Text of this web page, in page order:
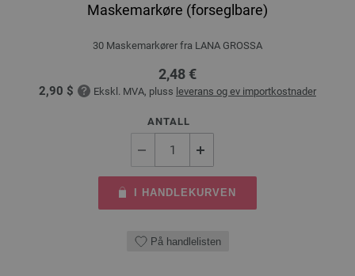
Maskemarkøre (forseglbare)
30 Maskemarkører fra LANA GROSSA
2,48 €
2,90 $ Ekskl. MVA, pluss leverans og ev importkostnader
ANTALL
I HANDLEKURVEN
På handlelisten